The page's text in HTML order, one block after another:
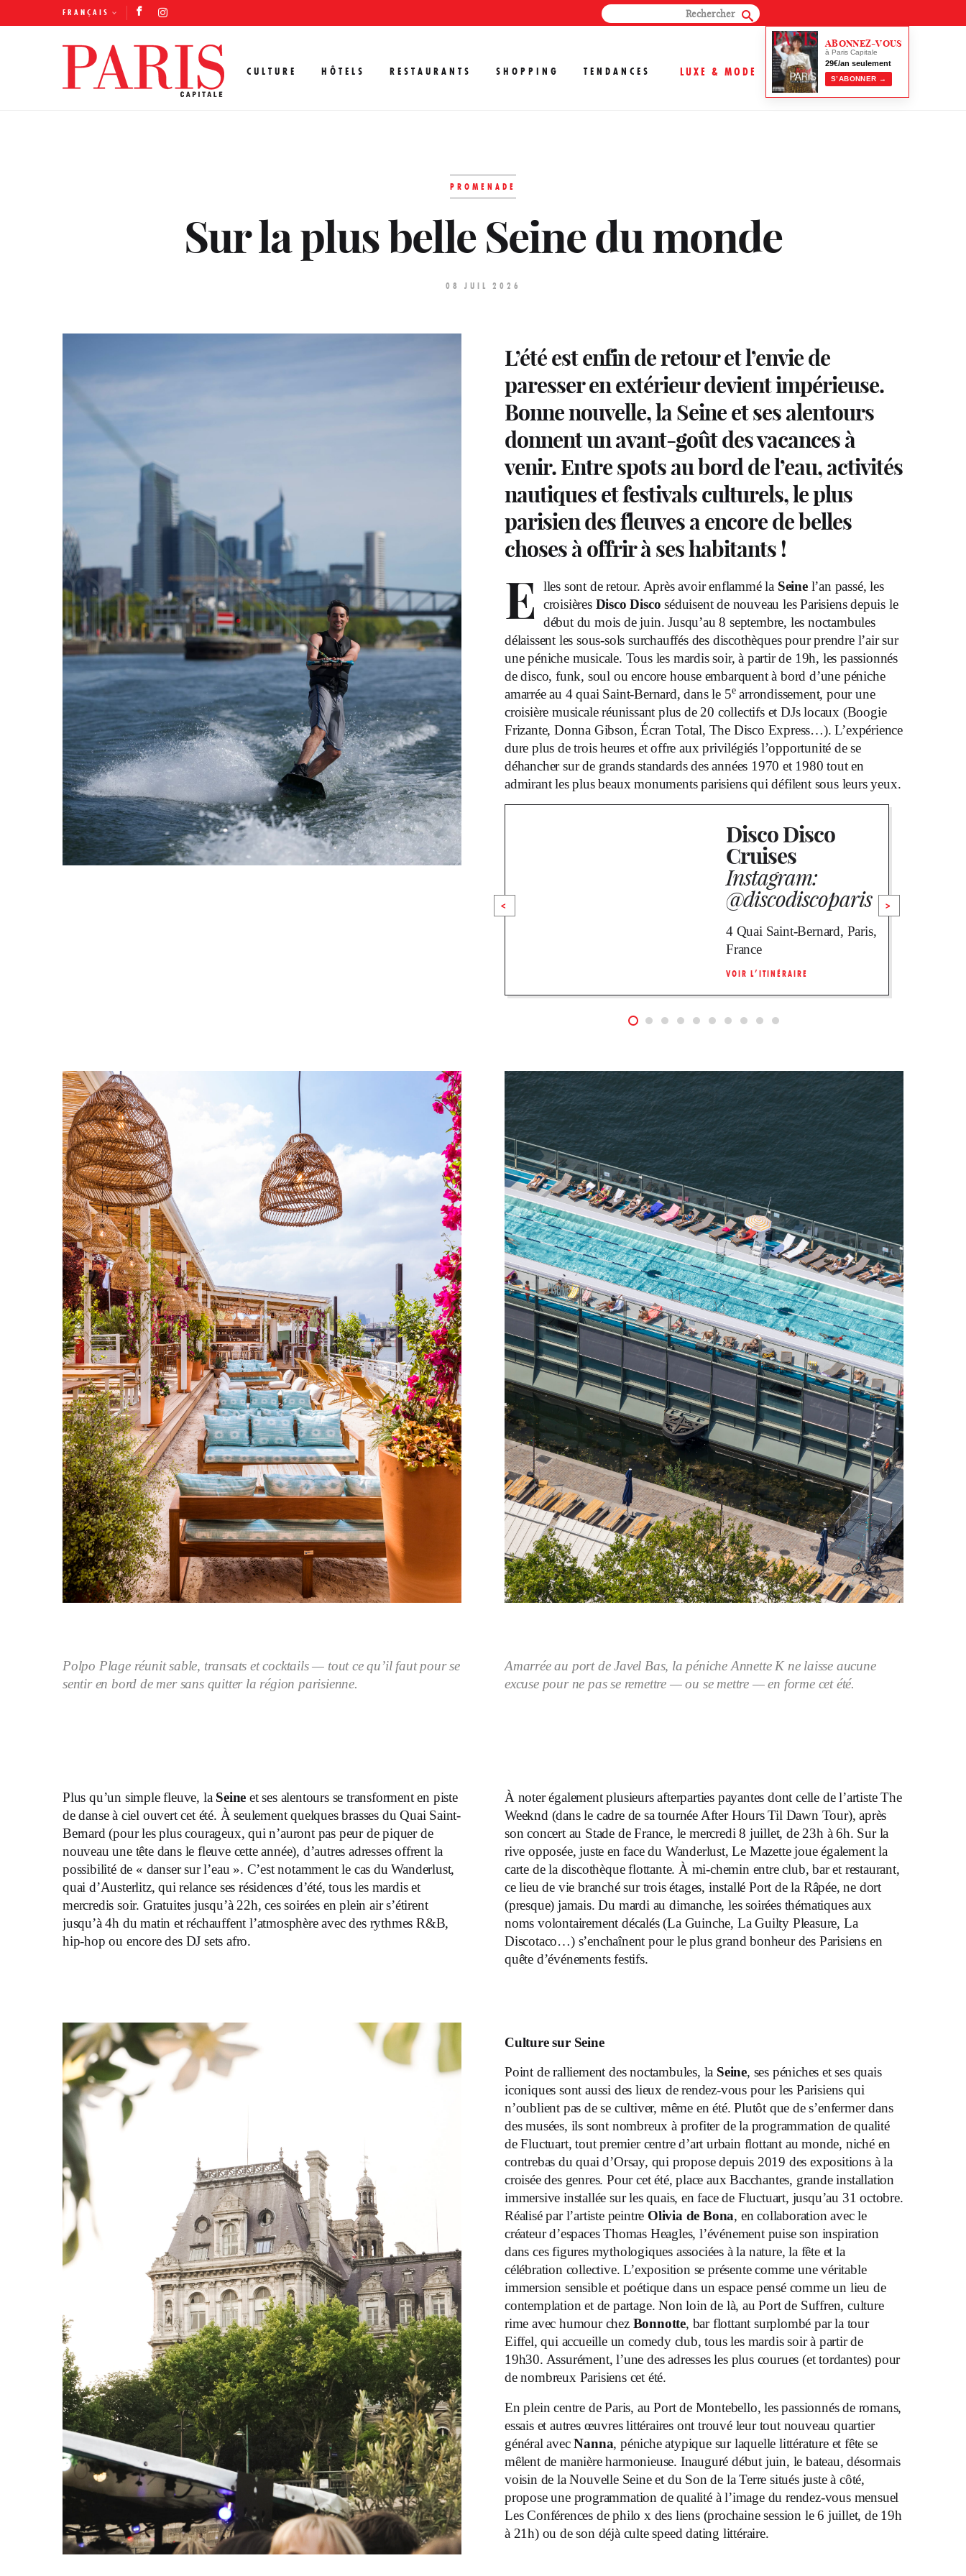
FRANÇAIS
CULTURE HÔTELS RESTAURANTS SHOPPING TENDANCES LUXE & MODE
ABONNEZ-VOUS
à Paris Capitale
29€/an seulement
S’ABONNER →
PROMENADE
Sur la plus belle Seine du monde
08 JUIL 2026
L’été est enfin de retour et l’envie de
paresser en extérieur devient impérieuse.
Bonne nouvelle, la Seine et ses alentours
donnent un avant-goût des vacances à
venir. Entre spots au bord de l’eau, activités
nautiques et festivals culturels, le plus
parisien des fleuves a encore de belles
choses à offrir à ses habitants !
E lles sont de retour. Après avoir enflammé la Seinel’an passé, les
croisières Disco Disco séduisent de nouveau les Parisiens depuis le
début du mois de juin. Jusqu’au 8 septembre, les noctambules
délaissent les sous-sols surchauffés des discothèques pour prendre l’air sur
une péniche musicale. Tous les mardis soir, à partir de 19h, les passionnés
de disco, funk, soul ou encore house embarquent à bord d’une péniche
amarrée au 4 quai Saint-Bernard, dans le 5earrondissement, pour une
croisière musicale réunissant plus de 20 collectifs et DJs locaux (Boogie
Frizante, Donna Gibson, Écran Total, The Disco Express…). L’expérience
dure plus de trois heures et offre aux privilégiés l’opportunité de se
déhancher sur de grands standards des années 1970 et 1980 tout en
admirant les plus beaux monuments parisiens qui défilent sous leurs yeux.
Disco Disco
Cruises
Instagram:
@discodiscoparis
4 Quai Saint-Bernard, Paris,
France
VOIR L’ITINÉRAIRE
< >
Polpo Plage réunit sable, transats et cocktails — tout ce qu’il faut pour se
sentir en bord de mer sans quitter la région parisienne.
Amarrée au port de Javel Bas, la péniche Annette K ne laisse aucune
excuse pour ne pas se remettre — ou se mettre — en forme cet été.
Plus qu’un simple fleuve, la Seine et ses alentours se transforment en piste
de danse à ciel ouvert cet été. À seulement quelques brasses du Quai Saint-
Bernard (pour les plus courageux, qui n’auront pas peur de piquer de
nouveau une tête dans le fleuve cette année), d’autres adresses offrent la
possibilité de « danser sur l’eau ». C’est notamment le cas du Wanderlust,
quai d’Austerlitz, qui relance ses résidences d’été, tous les mardis et
mercredis soir. Gratuites jusqu’à 22h, ces soirées en plein air s’étirent
jusqu’à 4h du matin et réchauffent l’atmosphère avec des rythmes R&B,
hip-hop ou encore des DJ sets afro.
À noter également plusieurs afterparties payantes dont celle de l’artiste The
Weeknd (dans le cadre de sa tournée After Hours Til Dawn Tour), après
son concert au Stade de France, le mercredi 8 juillet, de 23h à 6h. Sur la
rive opposée, juste en face du Wanderlust, Le Mazette joue également la
carte de la discothèque flottante. À mi-chemin entre club, bar et restaurant,
ce lieu de vie branché sur trois étages, installé Port de la Râpée, ne dort
(presque) jamais. Du mardi au dimanche, les soirées thématiques aux
noms volontairement décalés (La Guinche, La Guilty Pleasure, La
Discotaco…) s’enchaînent pour le plus grand bonheur des Parisiens en
quête d’événements festifs.
Culture sur Seine
Point de ralliement des noctambules, la Seine, ses péniches et ses quais
iconiques sont aussi des lieux de rendez-vous pour les Parisiens qui
n’oublient pas de se cultiver, même en été. Plutôt que de s’enfermer dans
des musées, ils sont nombreux à profiter de la programmation de qualité
de Fluctuart, tout premier centre d’art urbain flottant au monde, niché en
contrebas du quai d’Orsay, qui propose depuis 2019 des expositions à la
croisée des genres. Pour cet été, place aux Bacchantes, grande installation
immersive installée sur les quais, en face de Fluctuart, jusqu’au 31 octobre.
Réalisé par l’artiste peintre Olivia de Bona, en collaboration avec le
créateur d’espaces Thomas Heagles, l’événement puise son inspiration
dans ces figures mythologiques associées à la nature, la fête et la
célébration collective. L’exposition se présente comme une véritable
immersion sensible et poétique dans un espace pensé comme un lieu de
contemplation et de partage. Non loin de là, au Port de Suffren, culture
rime avec humour chez Bonnotte, bar flottant surplombé par la tour
Eiffel, qui accueille un comedy club, tous les mardis soir à partir de
19h30. Assurément, l’une des adresses les plus courues (et tordantes) pour
de nombreux Parisiens cet été.
En plein centre de Paris, au Port de Montebello, les passionnés de romans,
essais et autres œuvres littéraires ont trouvé leur tout nouveau quartier
général avecNanna, péniche atypique sur laquelle littérature et fête se
mêlent de manière harmonieuse. Inauguré début juin, le bateau, désormais
voisin de la Nouvelle Seine et du Son de la Terre situés juste à côté,
propose une programmation de qualité à l’image du rendez-vous mensuel
Les Conférences de philo x des liens (prochaine session le 6 juillet, de 19h
à 21h) ou de son déjà culte speed dating littéraire.